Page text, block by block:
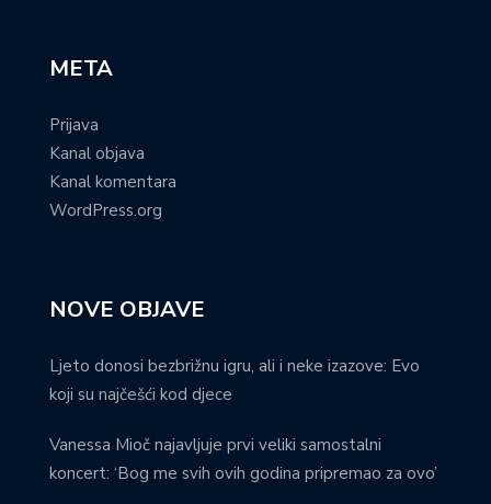
META
Prijava
Kanal objava
Kanal komentara
WordPress.org
NOVE OBJAVE
Ljeto donosi bezbrižnu igru, ali i neke izazove: Evo
koji su najčešći kod djece
Vanessa Mioč najavljuje prvi veliki samostalni
koncert: ‘Bog me svih ovih godina pripremao za ovo’